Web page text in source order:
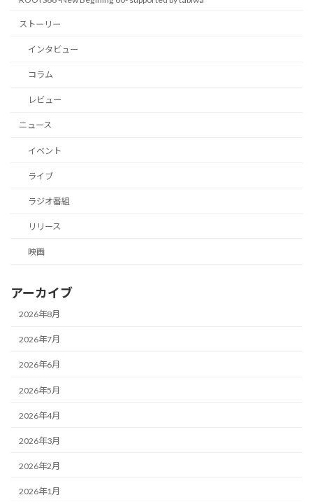
ストーリー
インタビュー
コラム
レビュー
ニュース
イベント
ライブ
ラジオ番組
リリース
映画
アーカイブ
2026年8月
2026年7月
2026年6月
2026年5月
2026年4月
2026年3月
2026年2月
2026年1月